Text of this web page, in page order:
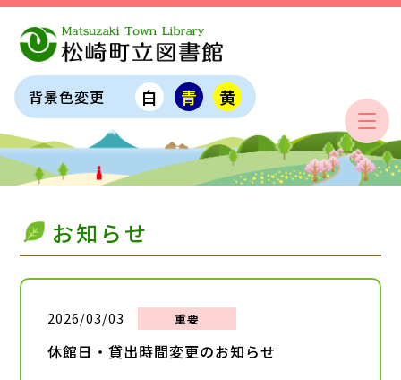
背景色変更 白 青 黄
お知らせ
2026/03/03 重要
休館日・貸出時間変更のお知らせ